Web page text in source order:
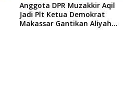
Anggota DPR Muzakkir Aqil
Jadi Plt Ketua Demokrat
Makassar Gantikan Aliyah